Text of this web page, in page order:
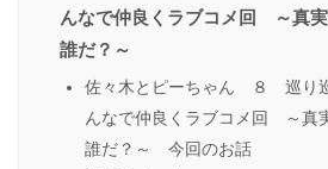
んなで仲良くラブコメ回 ～真
誰だ？～
佐々木とピーちゃん ８ 巡り
んなで仲良くラブコメ回 ～真
誰だ？～ 今回のお話